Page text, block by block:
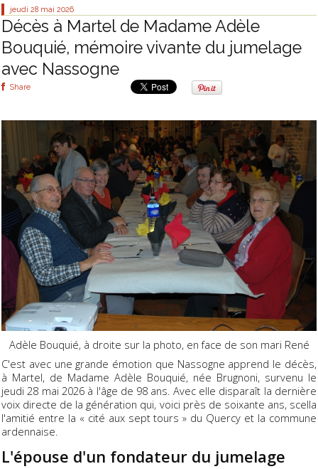
jeudi 28 mai 2026
Décès à Martel de Madame Adèle
Bouquié, mémoire vivante du jumelage
avec Nassogne
Share
Adèle Bouquié, à droite sur la photo, en face de son mari René
C'est avec une grande émotion que Nassogne apprend le décès,
à Martel, de Madame Adèle Bouquié, née Brugnoni, survenu le
jeudi 28 mai 2026 à l'âge de 98 ans. Avec elle disparaît la dernière
voix directe de la génération qui, voici près de soixante ans, scella
l'amitié entre la « cité aux sept tours » du Quercy et la commune
ardennaise.
L'épouse d'un fondateur du jumelage